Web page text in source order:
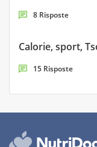
8 Risposte
Calorie, sport,
15 Risposte